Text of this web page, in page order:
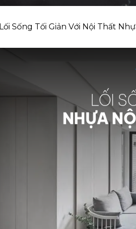
Lối Sống Tối Giản Với Nội Thất